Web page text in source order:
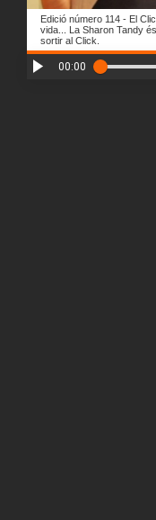
Edició número 114 - El
vida... La Sharon Tandy
sortir al Click.
00:00